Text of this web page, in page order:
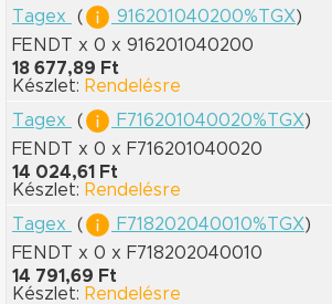
Tagex ( 916201040200%TGX)
FENDT x 0 x 916201040200
18 677,89 Ft
Készlet: Rendelésre
Tagex
( F716201040020%TGX)
FENDT x 0 x F716201040020
14 024,61 Ft
Készlet: Rendelésre
Tagex
( F718202040010%TGX)
FENDT x 0 x F718202040010
14 791,69 Ft
Készlet: Rendelésre